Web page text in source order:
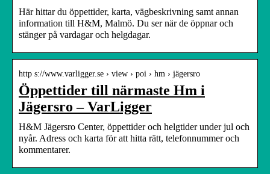
Här hittar du öppettider, karta, vägbeskrivning samt annan
information till H&M, Malmö. Du ser när de öppnar och
stänger på vardagar och helgdagar.
http s://www.varligger.se › view › poi › hm › jägersro
Öppettider till närmaste Hm i
Jägersro – VarLigger
H&M Jägersro Center, öppettider och helgtider under jul och
nyår. Adress och karta för att hitta rätt, telefonnummer och
kommentarer.